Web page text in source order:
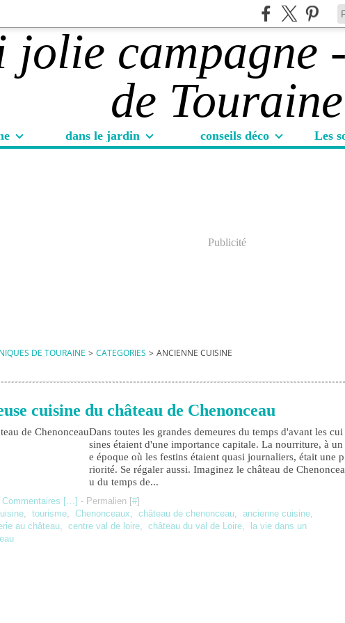
dans le jardin conseils déco
Publicité
DE TOURAINE > CATEGORIES > ANCIENNE CUISINE
cuisine du château de Chenonceau
Dans toutes les grandes demeures du temps d'avant les cui
sines étaient d'une importance capitale. La nourriture, à un
e époque où les festins étaient quasi journaliers, était une p
riorité. Se régaler aussi. Imaginez le château de Chenoncea
u du temps de...
Commentaires […] - Permalien [#]
, tourisme, Chenonceaux, château de chenonceau, ancienne cuisine,
au château, centre val de loire, château du val de Loire,
la vie dans un